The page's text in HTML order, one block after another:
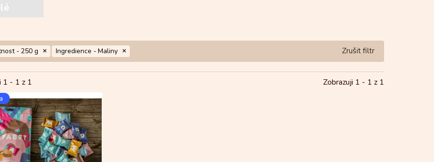
- 250 g Ingredience - Maliny
1 - 1 z 1 Zobrazuji 1 - 1 z 1